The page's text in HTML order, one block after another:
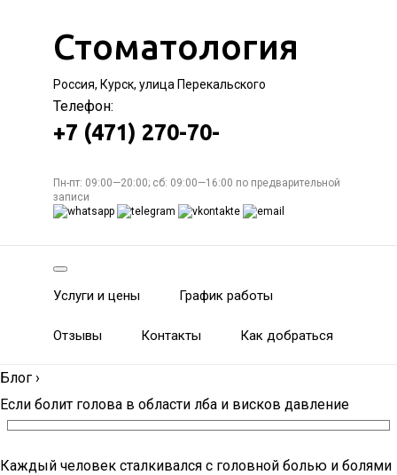
Стоматология
Россия, Курск, улица Перекальского
Телефон:
+7 (471) 270-70-
Пн-пт: 09:00—20:00; сб: 09:00—16:00 по предварительной
записи
Услуги и цены График работы
Отзывы Контакты Как добраться
Блог ›
Если болит голова в области лба и висков давление
Каждый человек сталкивался с головной болью и болями